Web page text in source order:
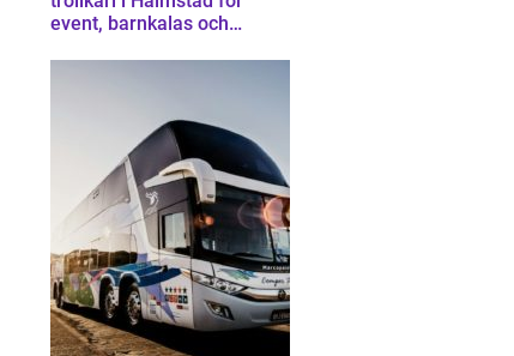
event, barnkalas och